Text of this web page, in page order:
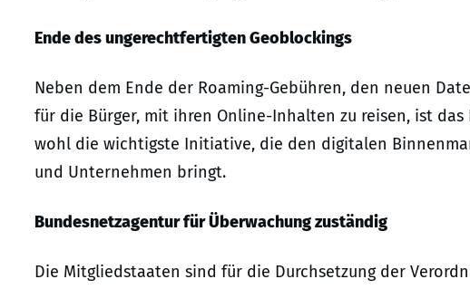
Ende des ungerechtfertigten Geoblockings
Neben dem Ende der Roaming-Gebühren, den neuen
für die Bürger, mit ihren Online-Inhalten zu reisen, ist
wohl die wichtigste Initiative, die den digitalen
und Unternehmen bringt.
Bundesnetzagentur für Überwachung zuständig
Die Mitgliedstaaten sind für die Durchsetzung der